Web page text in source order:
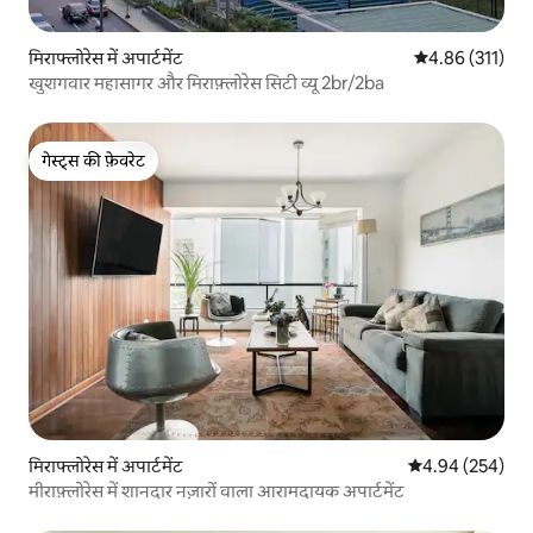
मिराफ्लोरेस में अपार्टमेंट औसत रेटिंग 5 में से
4.86 (311)
खुशगवार महासागर और मिराफ़्लोरेस सिटी व्यू 2br/2ba
गेस्ट्स की फ़ेवरेट
गेस्ट्स की फ़ेवरेट
मिराफ्लोरेस में अपार्टमेंट औसत रेटिंग 5 में से
4.94 (254)
मीराफ़्लोरेस में शानदार नज़ारों वाला आरामदायक अपार्टमेंट